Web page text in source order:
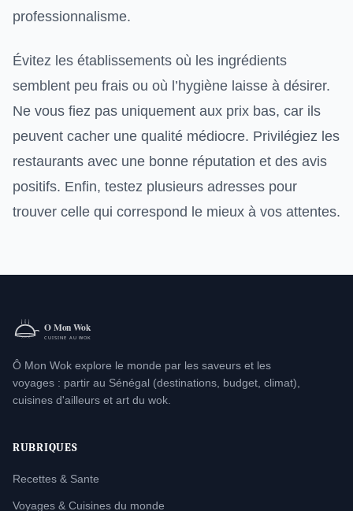
professionnalisme.
Évitez les établissements où les ingrédients
semblent peu frais ou où l’hygiène laisse à désirer.
Ne vous fiez pas uniquement aux prix bas, car ils
peuvent cacher une qualité médiocre. Privilégiez les
restaurants avec une bonne réputation et des avis
positifs. Enfin, testez plusieurs adresses pour
trouver celle qui correspond le mieux à vos attentes.
Ô Mon Wok explore le monde par les saveurs et les
voyages : partir au Sénégal (destinations, budget, climat),
cuisines d'ailleurs et art du wok.
RUBRIQUES
Recettes & Sante
Voyages & Cuisines du monde